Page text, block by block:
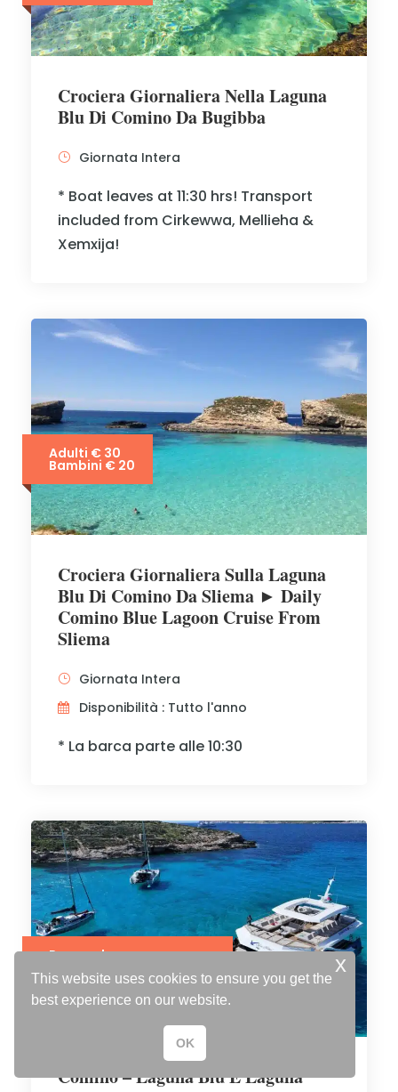
Crociera Giornaliera Nella Laguna
Blu Di Comino Da Bugibba
Giornata Intera
* Boat leaves at 11:30 hrs! Transport
included from Cirkewwa, Mellieha &
Xemxija!
Adulti € 30
Bambini € 20
Crociera Giornaliera Sulla Laguna
Blu Di Comino Da Sliema ► Daily
Comino Blue Lagoon Cruise From
Sliema
Giornata Intera
Disponibilità : Tutto l'anno
* La barca parte alle 10:30
Prezzo da
Comino – Laguna Blu E Laguna
This website uses cookies to ensure you get the
best experience on our website.
OK
x